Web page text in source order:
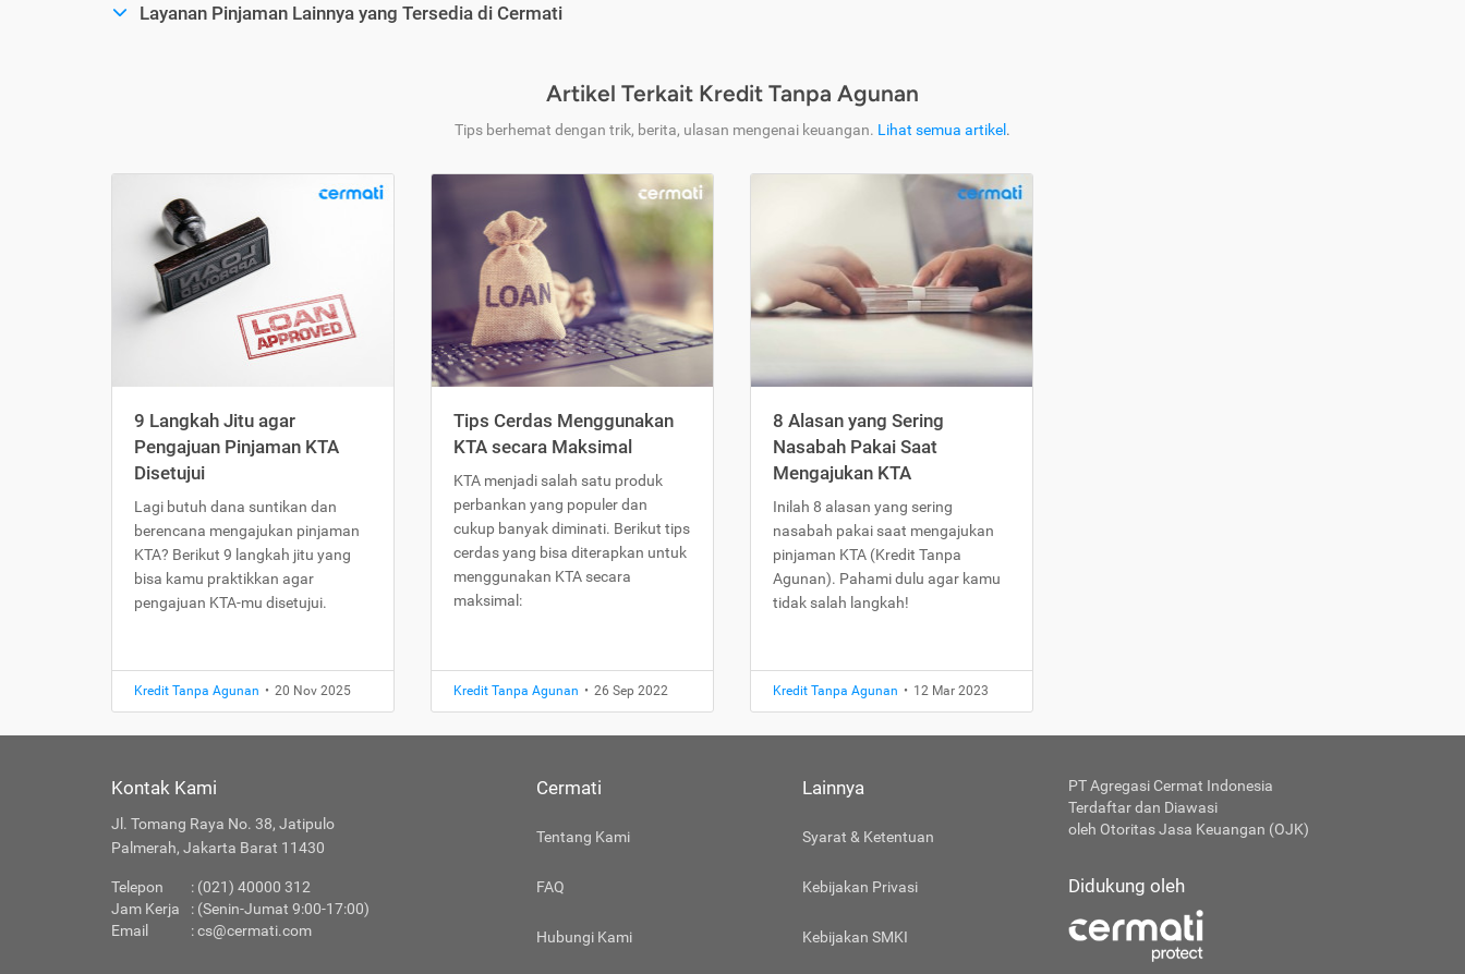
Layanan Pinjaman Lainnya yang Tersedia di Cermati
Artikel Terkait Kredit Tanpa Agunan
Tips berhemat dengan trik, berita, ulasan mengenai keuangan. Lihat semua artikel .
9 Langkah Jitu agar
Pengajuan Pinjaman KTA
Disetujui
Lagi butuh dana suntikan dan
berencana mengajukan pinjaman
KTA? Berikut 9 langkah jitu yang
bisa kamu praktikkan agar
pengajuan KTA-mu disetujui.
Kredit Tanpa Agunan • 20 Nov 2025
Tips Cerdas Menggunakan
KTA secara Maksimal
KTA menjadi salah satu produk
perbankan yang populer dan
cukup banyak diminati. Berikut tips
cerdas yang bisa diterapkan untuk
menggunakan KTA secara
maksimal:
Kredit Tanpa Agunan • 26 Sep 2022
8 Alasan yang Sering
Nasabah Pakai Saat
Mengajukan KTA
Inilah 8 alasan yang sering
nasabah pakai saat mengajukan
pinjaman KTA (Kredit Tanpa
Agunan). Pahami dulu agar kamu
tidak salah langkah!
Kredit Tanpa Agunan • 12 Mar 2023
Kontak Kami
Jl. Tomang Raya No. 38, Jatipulo
Palmerah, Jakarta Barat 11430
Telepon
: (021) 40000 312
Jam Kerja
: (Senin-Jumat 9:00-17:00)
Email
:cs@cermati.com
Cermati
Tentang Kami
FAQ
Hubungi Kami
Lainnya
Syarat & Ketentuan
Kebijakan Privasi
Kebijakan SMKI
PT Agregasi Cermat Indonesia
Terdaftar dan Diawasi
oleh Otoritas Jasa Keuangan (OJK)
Didukung oleh